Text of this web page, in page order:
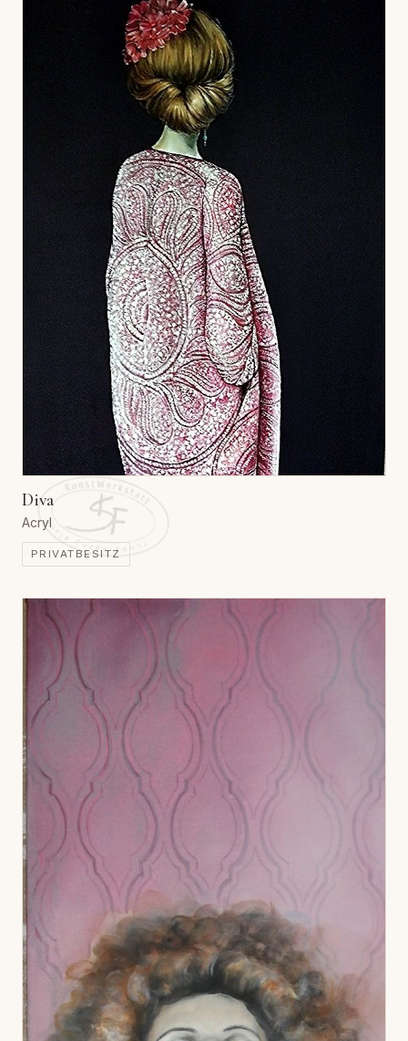
Diva
Acryl
PRIVATBESITZ